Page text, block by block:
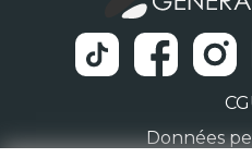
Données